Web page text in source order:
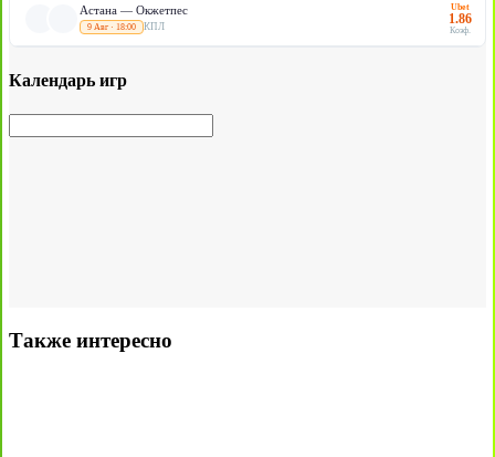
Астана — Окжетпес
9 Авг · 18:00 КПЛ
Ubet
1.86
Коэф.
Календарь игр
Также интересно